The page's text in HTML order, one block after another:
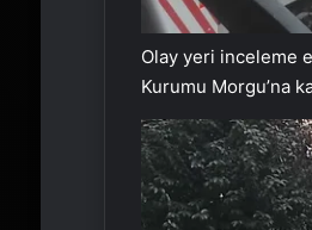
Olay yeri inceleme
Kurumu Morgu’na